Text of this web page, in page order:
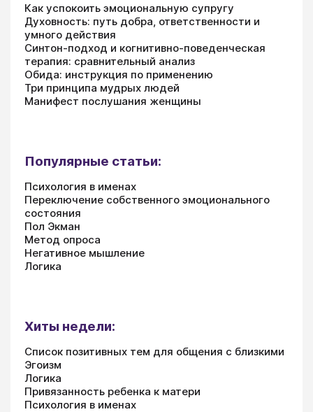
Как успокоить эмоциональную супругу
Духовность: путь добра, ответственности и
умного действия
Синтон-подход и когнитивно-поведенческая
терапия: сравнительный анализ
Обида: инструкция по применению
Три принципа мудрых людей
Манифест послушания женщины
Популярные статьи:
Психология в именах
Переключение собственного эмоционального
состояния
Пол Экман
Метод опроса
Негативное мышление
Логика
Хиты недели:
Список позитивных тем для общения с близкими
Эгоизм
Логика
Привязанность ребенка к матери
Психология в именах